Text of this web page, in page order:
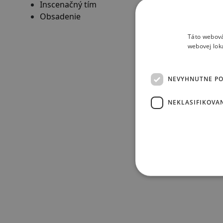
Inscenačný tím
Obsadenie
Táto
webovej
NEVYHNUTNE